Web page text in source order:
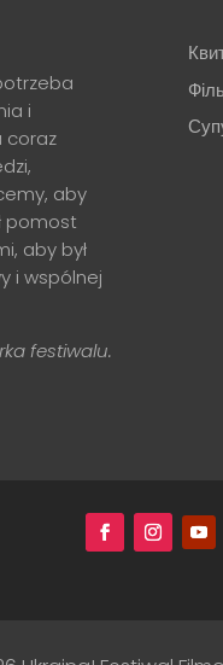
i
coraz
aby
pomost
aby był
i wspólnej
festiwalu.